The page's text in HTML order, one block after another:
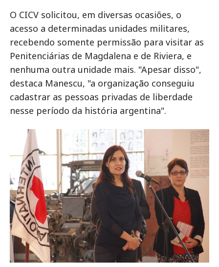
O CICV solicitou, em diversas ocasiões, o
acesso a determinadas unidades militares,
recebendo somente permissão para visitar as
Penitenciárias de Magdalena e de Riviera, e
nenhuma outra unidade mais. "Apesar disso",
destaca Manescu, "a organização conseguiu
cadastrar as pessoas privadas de liberdade
nesse período da história argentina".